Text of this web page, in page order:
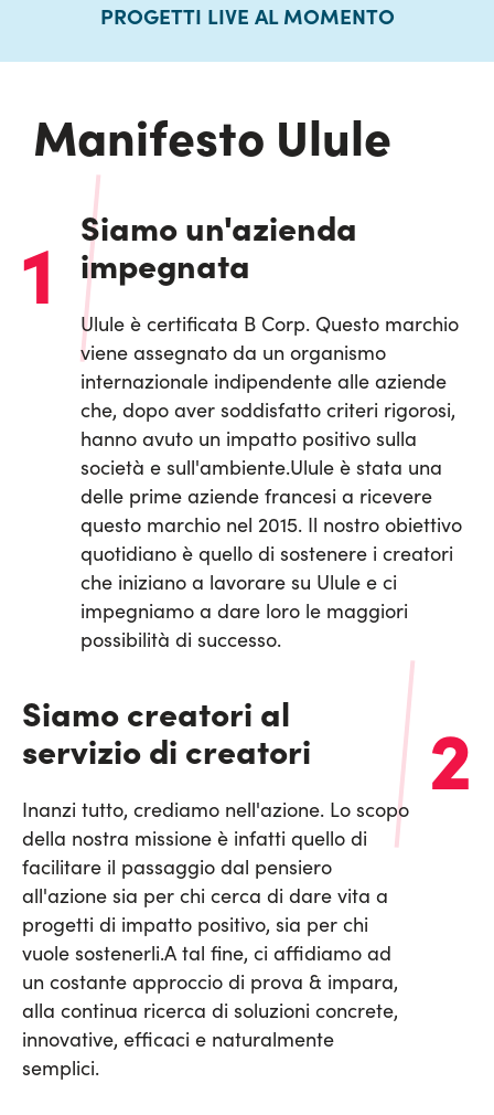
PROGETTI LIVE AL MOMENTO
Manifesto Ulule
1
Siamo un'azienda
impegnata
Ulule è certificata B Corp. Questo marchio
viene assegnato da un organismo
internazionale indipendente alle aziende
che, dopo aver soddisfatto criteri rigorosi,
hanno avuto un impatto positivo sulla
società e sull'ambiente.Ulule è stata una
delle prime aziende francesi a ricevere
questo marchio nel 2015. Il nostro obiettivo
quotidiano è quello di sostenere i creatori
che iniziano a lavorare su Ulule e ci
impegniamo a dare loro le maggiori
possibilità di successo.
2
Siamo creatori al
servizio di creatori
Inanzi tutto, crediamo nell'azione. Lo scopo
della nostra missione è infatti quello di
facilitare il passaggio dal pensiero
all'azione sia per chi cerca di dare vita a
progetti di impatto positivo, sia per chi
vuole sostenerli.A tal fine, ci affidiamo ad
un costante approccio di prova & impara,
alla continua ricerca di soluzioni concrete,
innovative, efficaci e naturalmente
semplici.